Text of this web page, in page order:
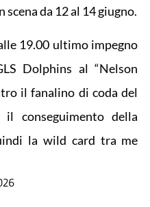
scena da 12 al 14 giugno.
19.00 ultimo impegno
Dolphins al “Nelson
il fanalino di coda del
conseguimento della
la wild card tra me